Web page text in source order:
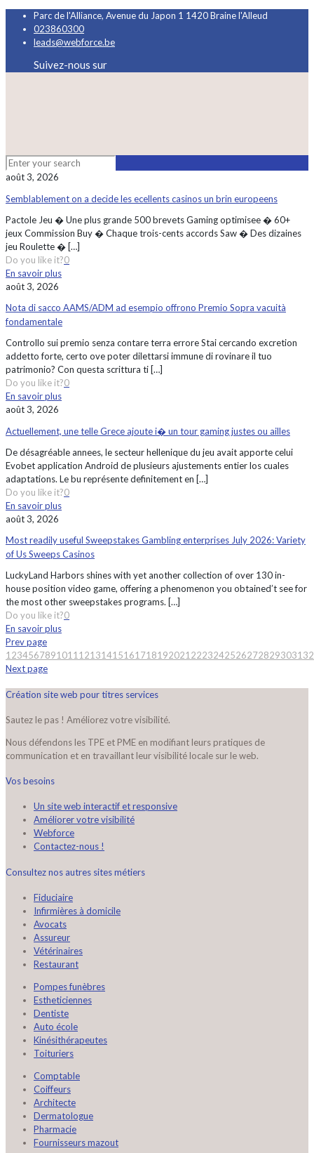
Parc de l'Alliance, Avenue du Japon 1 1420 Braine l'Alleud
023860300
leads@webforce.be
Suivez-nous sur
août 3, 2026
Semblablement on a decide les ecellents casinos un brin europeens
Pactole Jeu � Une plus grande 500 brevets Gaming optimisee � 60+
jeux Commission Buy � Chaque trois-cents accords Saw � Des dizaines
jeu Roulette �[…]
Do you like it?0
En savoir plus
août 3, 2026
Nota di sacco AAMS/ADM ad esempio offrono Premio Sopra vacuità
fondamentale
Controllo sui premio senza contare terra errore Stai cercando excretion
addetto forte, certo ove poter dilettarsi immune di rovinare il tuo
patrimonio? Con questa scrittura ti […]
Do you like it?0
En savoir plus
août 3, 2026
Actuellement, une telle Grece ajoute i� un tour gaming justes ou ailles
De désagréable annees, le secteur hellenique du jeu avait apporte celui
Evobet application Android de plusieurs ajustements entier los cuales
adaptations. Le bu représente definitement en […]
Do you like it?0
En savoir plus
août 3, 2026
Most readily useful Sweepstakes Gambling enterprises July 2026: Variety
of Us Sweeps Casinos
LuckyLand Harbors shines with yet another collection of over 130 in-
house position video game, offering a phenomenon you obtained’t see for
the most other sweepstakes programs. […]
Do you like it?0
En savoir plus
Prev page
1234567891011121314151617181920212223242526272829303132
Next page
Création site web pour titres services
Sautez le pas ! Améliorez votre visibilité.
Nous défendons les TPE et PME en modifiant leurs pratiques de
communication et en travaillant leur visibilité locale sur le web.
Vos besoins
Un site web interactif et responsive
Améliorer votre visibilité
Webforce
Contactez-nous !
Consultez nos autres sites métiers
Fiduciaire
Infirmières à domicile
Avocats
Assureur
Vétérinaires
Restaurant
Pompes funèbres
Estheticiennes
Dentiste
Auto école
Kinésithérapeutes
Toituriers
Comptable
Coiffeurs
Architecte
Dermatologue
Pharmacie
Fournisseurs mazout